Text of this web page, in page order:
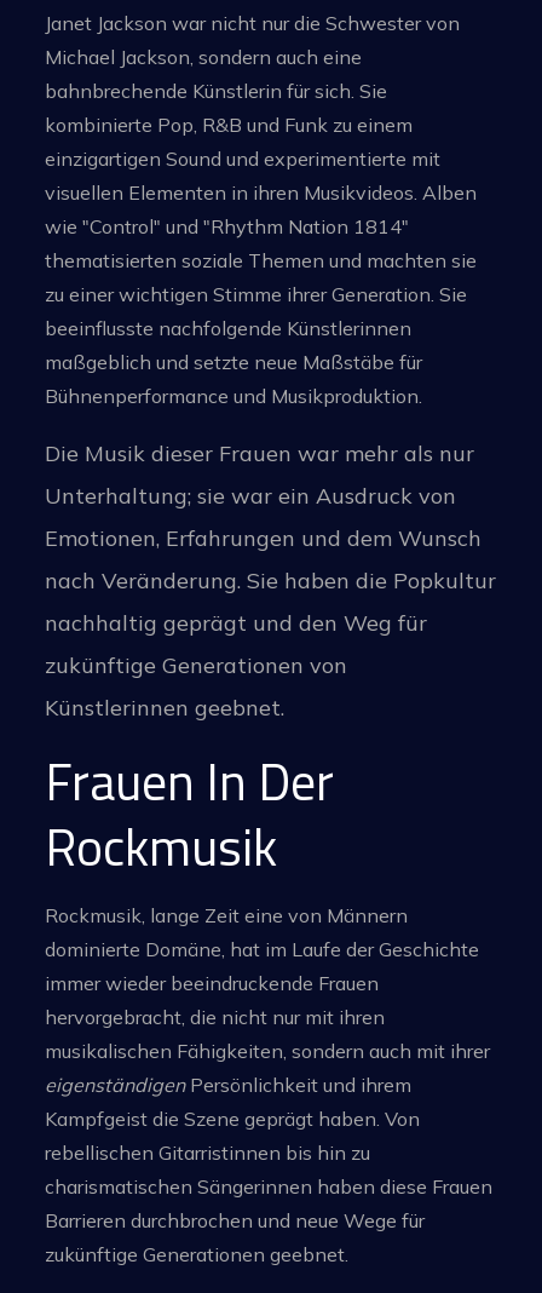
Janet Jackson war nicht nur die Schwester von
Michael Jackson, sondern auch eine
bahnbrechende Künstlerin für sich. Sie
kombinierte Pop, R&B und Funk zu einem
einzigartigen Sound und experimentierte mit
visuellen Elementen in ihren Musikvideos. Alben
wie "Control" und "Rhythm Nation 1814"
thematisierten soziale Themen und machten sie
zu einer wichtigen Stimme ihrer Generation. Sie
beeinflusste nachfolgende Künstlerinnen
maßgeblich und setzte neue Maßstäbe für
Bühnenperformance und Musikproduktion.
Die Musik dieser Frauen war mehr als nur
Unterhaltung; sie war ein Ausdruck von
Emotionen, Erfahrungen und dem Wunsch
nach Veränderung. Sie haben die Popkultur
nachhaltig geprägt und den Weg für
zukünftige Generationen von
Künstlerinnen geebnet.
Frauen In Der
Rockmusik
Rockmusik, lange Zeit eine von Männern
dominierte Domäne, hat im Laufe der Geschichte
immer wieder beeindruckende Frauen
hervorgebracht, die nicht nur mit ihren
musikalischen Fähigkeiten, sondern auch mit ihrer
eigenständigenPersönlichkeit und ihrem
Kampfgeist die Szene geprägt haben. Von
rebellischen Gitarristinnen bis hin zu
charismatischen Sängerinnen haben diese Frauen
Barrieren durchbrochen und neue Wege für
zukünftige Generationen geebnet.